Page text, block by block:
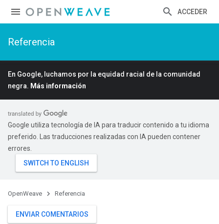
ACCEDER
Referencia
En Google, luchamos por la equidad racial de la comunidad
negra. Más información
Google utiliza tecnología de IA para traducir contenido a tu idioma
preferido. Las traducciones realizadas con IA pueden contener
errores.
OpenWeave Referencia
ENVIAR COMENTARIOS